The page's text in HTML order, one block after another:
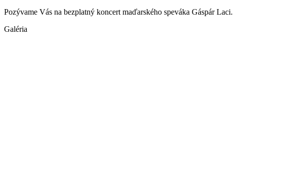
Pozývame Vás na bezplatný koncert maďarského speváka Gáspár Laci.
Galéria